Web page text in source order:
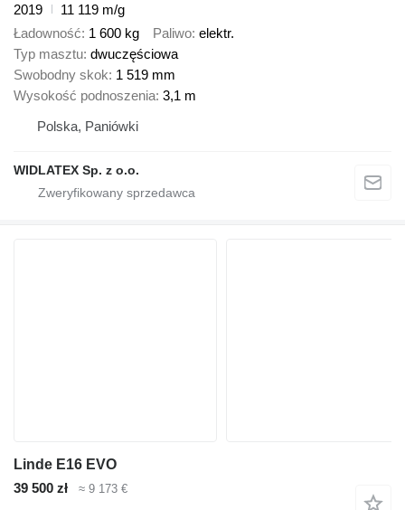
2019
11 119 m/g
Ładowność 1 600 kg Paliwo elektr.
Typ masztu dwuczęściowa
Swobodny skok 1 519 mm
Wysokość podnoszenia 3,1 m
Polska, Paniówki
WIDLATEX Sp. z o.o.
Linde E16 EVO
39 500 zł
≈ 9 173 €